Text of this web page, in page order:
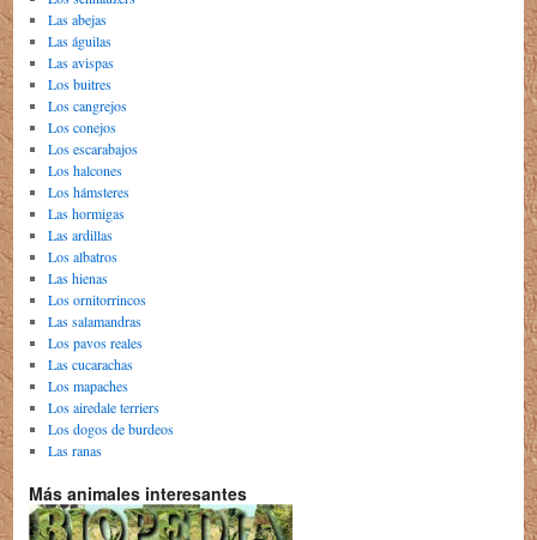
Las abejas
Las águilas
Las avispas
Los buitres
Los cangrejos
Los conejos
Los escarabajos
Los halcones
Los hámsteres
Las hormigas
Las ardillas
Los albatros
Las hienas
Los ornitorrincos
Las salamandras
Los pavos reales
Las cucarachas
Los mapaches
Los airedale terriers
Los dogos de burdeos
Las ranas
Más animales interesantes